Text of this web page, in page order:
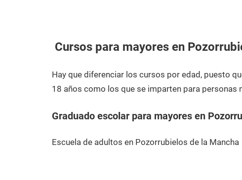
Cursos para mayores en
Hay que diferenciar los cursos por edad, puesto
18 años como los que se imparten para personas
Graduado escolar para mayores en
Escuela de adultos en Pozorrubielos de la Mancha